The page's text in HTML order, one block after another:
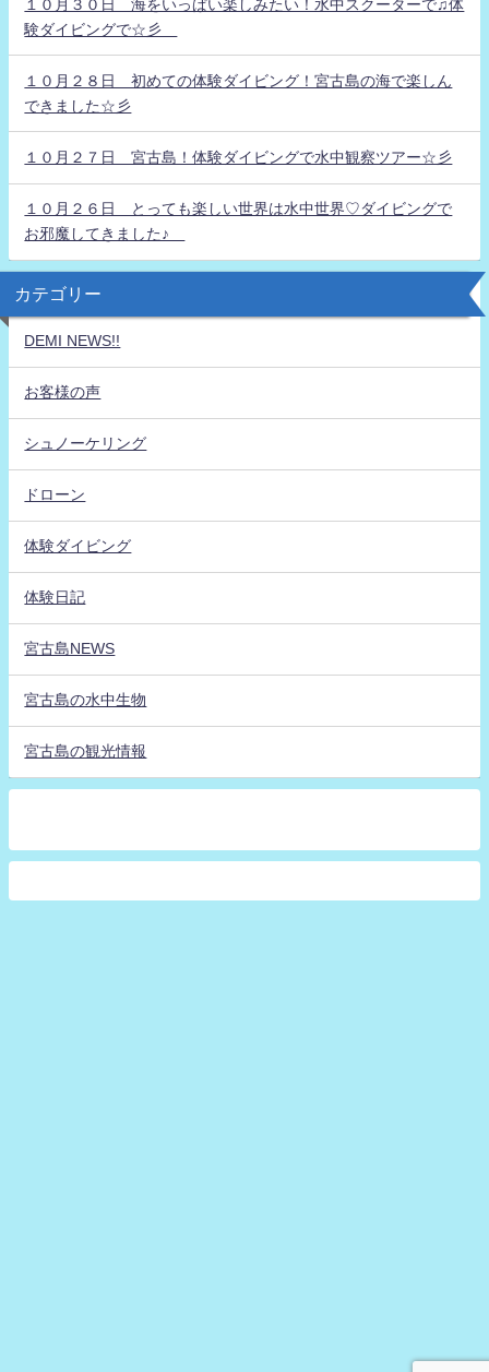
１０月３０日 海をいっぱい楽しみたい！水中スクーターで♫体
験ダイビングで☆彡
１０月２８日 初めての体験ダイビング！宮古島の海で楽しん
できました☆彡
１０月２７日 宮古島！体験ダイビングで水中観察ツアー☆彡
１０月２６日 とっても楽しい世界は水中世界♡ダイビングで
お邪魔してきました♪
カテゴリー
DEMI NEWS!!
お客様の声
シュノーケリング
ドローン
体験ダイビング
体験日記
宮古島NEWS
宮古島の水中生物
宮古島の観光情報